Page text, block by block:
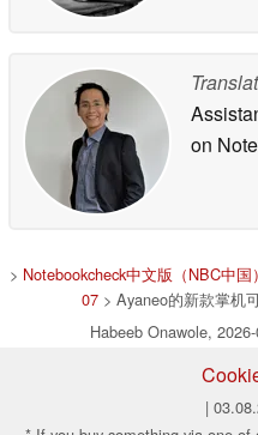
on
> Notebookcheck中文版（NBC中国）
07> Ayaneo的新款掌机
Habeeb Onawole,
|